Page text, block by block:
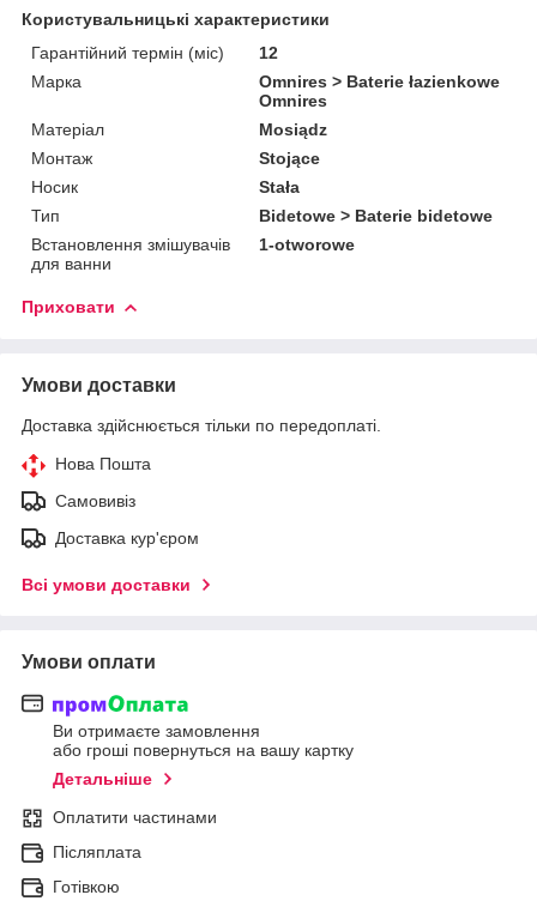
Користувальницькі характеристики
Гарантійний термін (міс)
12
Марка
Omnires > Baterie łazienkowe
Omnires
Матеріал
Mosiądz
Монтаж
Stojące
Носик
Stała
Тип
Bidetowe > Baterie bidetowe
Встановлення змішувачів
для ванни
1-otworowe
Приховати
Умови доставки
Доставка здійснюється тільки по передоплаті.
Нова Пошта
Самовивіз
Доставка кур'єром
Всі умови доставки
Умови оплати
Ви отримаєте замовлення
або гроші повернуться на вашу картку
Детальніше
Оплатити частинами
Післяплата
Готівкою